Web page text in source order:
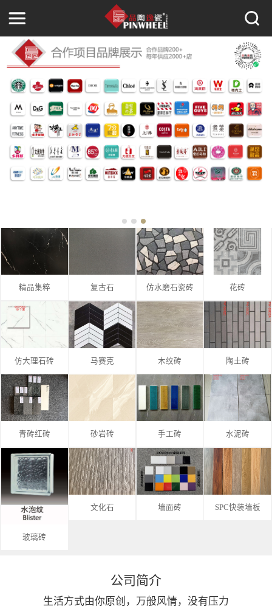
精品集粹 复古石 仿水磨石瓷砖 花砖
仿大理石砖 马赛克 木纹砖 陶土砖
青砖红砖 砂岩砖 手工砖 水泥砖
玻璃砖
文化石 墙面砖 SPC快装墙板
公司简介
生活方式由你原创，万般风情，没有压力